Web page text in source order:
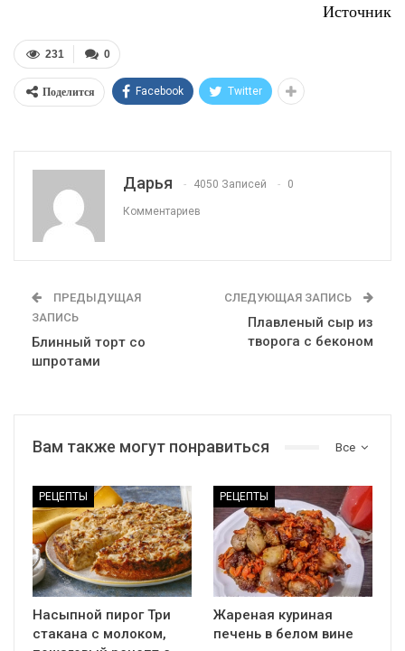
Источник
0
231
Поделится Facebook Twitter
Дарья 4050 Записей 0
Комментариев
ПРЕДЫДУЩАЯ
ЗАПИСЬ
Блинный торт со
шпротами
СЛЕДУЮЩАЯ ЗАПИСЬ
Плавленый сыр из
творога с беконом
Все
Вам также могут понравиться
РЕЦЕПТЫ
Насыпной пирог Три
стакана с молоком,
РЕЦЕПТЫ
Жареная куриная
печень в белом вине